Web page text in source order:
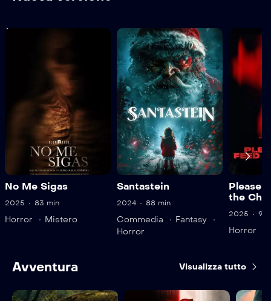
all’aspetto originario, prima che la trasformazione diventi
Not found.Empty video
No Me Sigas
2025 83 min
Horror Mistero
Santastein
2024 88 min
Commedia
Fantasy
Horror
Please
the
2025 94
Horror
Avventura Visualizza tutto